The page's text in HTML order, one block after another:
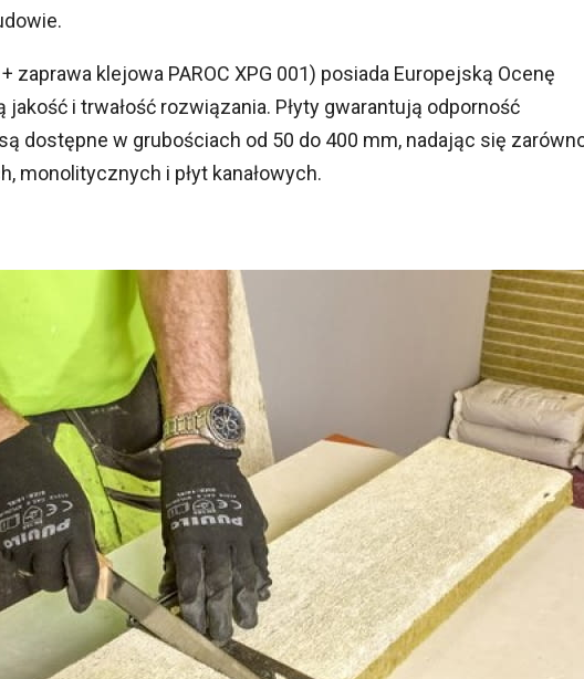
zaprawa klejowa PAROC XPG 001) posiada Europejską Ocenę
i trwałość rozwiązania. Płyty gwarantują odporność
dostępne w grubościach od 50 do 400 mm, nadając się
monolitycznych i płyt kanałowych.